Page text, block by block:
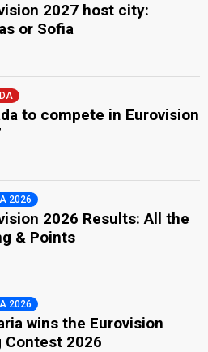
2027 host city:
or Sofia
to compete in Eurovision
2026
2026 Results: All the
& Points
2026
wins the Eurovision
Contest 2026